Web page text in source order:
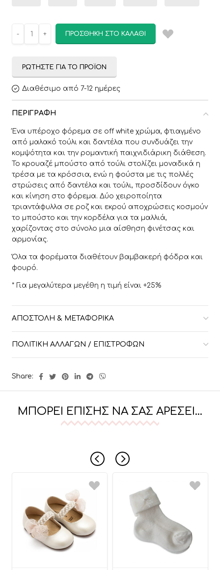
ΠΡΟΣΘΉΚΗ ΣΤΟ ΚΑΛΆΘΙ
ΡΩΤΉΣΤΕ ΓΙΑ ΤΟ ΠΡΟΪΌΝ
Διαθέσιμο από 7-12 ημέρες
ΠΕΡΙΓΡΑΦΉ
Ένα υπέροχο φόρεμα σε off white χρώμα, φτιαγμένο
από μαλακό τούλι και δαντέλα που συνδυάζει την
κομψότητα και την ρομαντική παιχνιδιάρικη διάθεση.
Το κρουαζέ μπούστο από τούλι στολίζει μοναδικά η
τρέσα με τα κρόσσια, ενώ η φούστα με τις πολλές
στρώσεις από δαντέλα και τούλι, προσδίδουν όγκο
και κίνηση στο φόρεμα. Δύο χειροποίητα
τριαντάφυλλα σε ροζ και εκρού αποχρώσεις κοσμούν
το μπούστο και την κορδέλα για τα μαλλιά,
χαρίζοντας στο σύνολο μια αίσθηση φινέτσας και
αρμονίας.
Όλα τα φορέματα διαθέτουν βαμβακερή φόδρα και
φουρό.
* Για μεγαλύτερα μεγέθη η τιμή είναι +25%
ΑΠΟΣΤΟΛΉ & ΜΕΤΑΦΟΡΙΚΆ
ΠΟΛΙΤΙΚΉ ΑΛΛΑΓΏΝ / ΕΠΙΣΤΡΟΦΏΝ
Share:
ΜΠΟΡΕΊ ΕΠΊΣΗΣ ΝΑ ΣΑΣ ΑΡΈΣΕΙ…